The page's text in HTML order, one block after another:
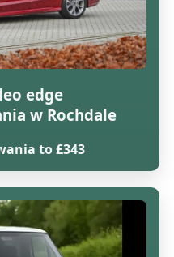
edge
w Rochdale
to £343